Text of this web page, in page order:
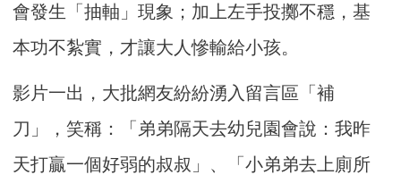
會發生「抽軸」現象；加上左手投擲不穩，基
本功不紮實，才讓大人慘輸給小孩。
影片一出，大批網友紛紛湧入留言區「補
刀」，笑稱：「弟弟隔天去幼兒園會說：我昨
天打贏一個好弱的叔叔」、「小弟弟去上廁所